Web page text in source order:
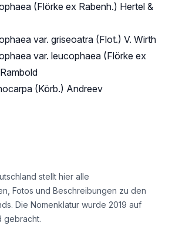
(Flörke ex Rabenh.) Hertel &
var. griseoatra (Flot.) V. Wirth
var. leucophaea (Flörke ex
(Körb.) Andreev
stellt hier alle
Fotos und Beschreibungen zu den
Die Nomenklatur wurde 2019 auf
gebracht.